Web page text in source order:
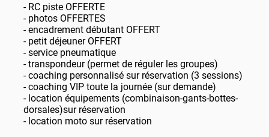
- RC piste OFFERTE
- photos OFFERTES
- encadrement débutant OFFERT
- petit déjeuner OFFERT
- service pneumatique
- transpondeur (permet de réguler les groupes)
- coaching personnalisé sur réservation (3 sessions)
- coaching VIP toute la journée (sur demande)
- location équipements (combinaison-gants-bottes-
dorsales)sur réservation
- location moto sur réservation